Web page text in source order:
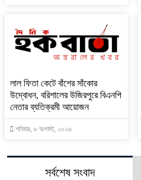
‎লাল ফিতা কেটে বাঁশের সাঁকোর
উদ্বোধন, বরিশালের উজিরপুরে বিএনপি
নেতার ব্যতিক্রমী আয়োজন
শনিবার, ৮ অগাস্ট, ২০২৬
সর্বশেষ সংবাদ